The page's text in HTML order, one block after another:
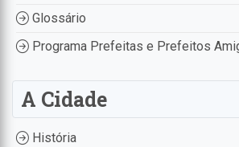
Glossário
Programa Prefeitas e Prefeitos
A Cidade
História